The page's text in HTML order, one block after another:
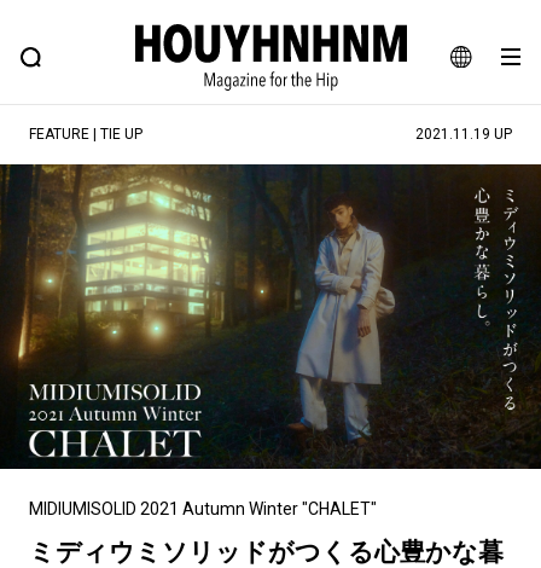
JA
EN
FEATURE BLOG SNAP
ヒップなファッション、カルチャー、ライフスタイルWEBマガジン
#注目のタグ
#SHOPPING ADDICT #憧れの逸品
#ESSENTIAL DESIGNS #古着サミット
#NEW VINTAGE #マイナーグッド図鑑
#路地裏てぃーん。 #MONTHLY JOURNAL
#GH 銘品の所以 #フイナムのYouTube
#Commune H #FOCUS IT #AH.H
#ととけん #FASHION #MUSIC
#LIFESTYLE #SNEAKER #OUTDOOR
FEATURE | TIE UP 2021.11.19 UP
MIDIUMISOLID 2021 Autumn Winter "CHALET"
ミディウミソリッドがつくる心豊かな暮